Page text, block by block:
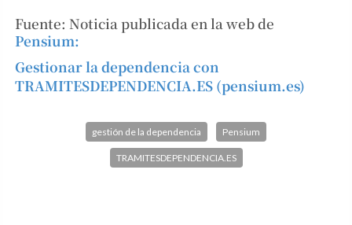
Fuente: Noticia publicada en la web de
Pensium:
Gestionar la dependencia con
TRAMITESDEPENDENCIA.ES (pensium.es)
gestión de la dependencia Pensium
TRAMITESDEPENDENCIA.ES